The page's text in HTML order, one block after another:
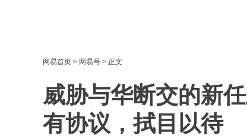
网易首页 > 网易号 > 正文
威胁与华断交的新
有协议，拭目以待